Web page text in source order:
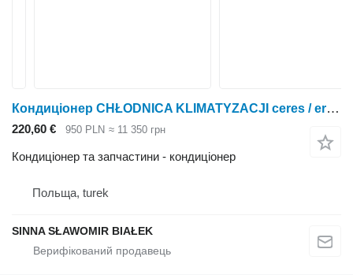
Кондиціонер CHŁODNICA KLIMATYZACJI ceres / ergos / celtis / reno / class D75 до трактора Renault Ergos
220,60 € 950 PLN ≈ 11 350 грн
Кондиціонер та запчастини - кондиціонер
Польща, turek
SINNA SŁAWOMIR BIAŁEK